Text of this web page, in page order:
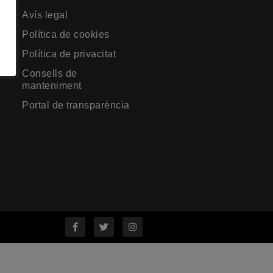
Avís legal
Política de cookies
Política de privacitat
Consells de
manteniment
Portal de transparència